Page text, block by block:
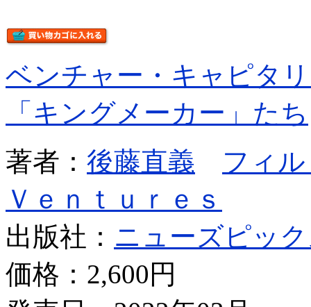
ベンチャー・キャピタ
「キングメーカー」たち
著者： 後藤直義
フィ
Ｖｅｎｔｕｒｅｓ
出版社： ニューズピッ
価格： 2,600円